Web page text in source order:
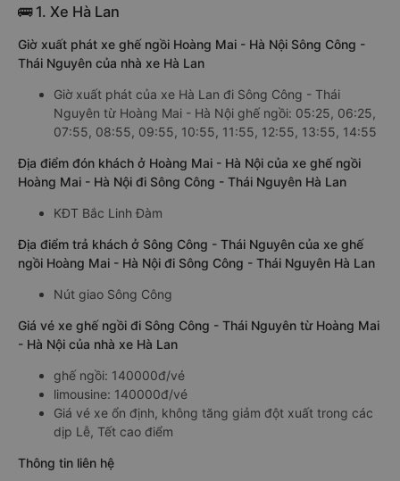
🚌 1. Xe Hà Lan
Giờ xuất phát xe ghế ngồi Hoàng Mai - Hà Nội Sông Công -
Thái Nguyên của nhà xe Hà Lan
Giờ xuất phát của xe Hà Lan đi Sông Công - Thái
Nguyên từ Hoàng Mai - Hà Nội ghế ngồi: 05:25, 06:25,
07:55, 08:55, 09:55, 10:55, 11:55, 12:55, 13:55, 14:55
Địa điểm đón khách ở Hoàng Mai - Hà Nội của xe ghế ngồi
Hoàng Mai - Hà Nội đi Sông Công - Thái Nguyên Hà Lan
KĐT Bắc Linh Đàm
Địa điểm trả khách ở Sông Công - Thái Nguyên của xe ghế
ngồi Hoàng Mai - Hà Nội đi Sông Công - Thái Nguyên Hà Lan
Nút giao Sông Công
Giá vé xe ghế ngồi đi Sông Công - Thái Nguyên từ Hoàng Mai
- Hà Nội của nhà xe Hà Lan
ghế ngồi: 140000đ/vé
limousine: 140000đ/vé
Giá vé xe ổn định, không tăng giảm đột xuất trong các
dịp Lễ, Tết cao điểm
Thông tin liên hệ